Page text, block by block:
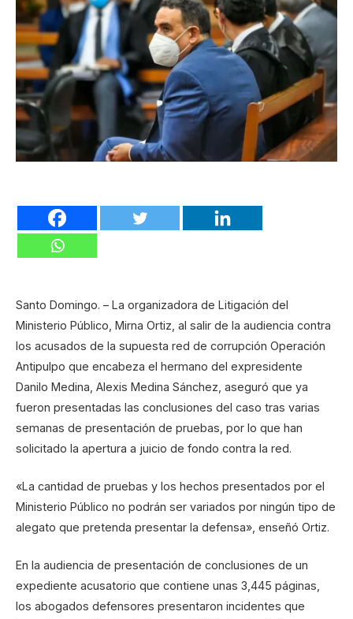
Santo Domingo. – La organizadora de Litigación del
Ministerio Público, Mirna Ortiz, al salir de la audiencia contra
los acusados de la supuesta red de corrupción Operación
Antipulpo que encabeza el hermano del expresidente
Danilo Medina, Alexis Medina Sánchez, aseguró que ya
fueron presentadas las conclusiones del caso tras varias
semanas de presentación de pruebas, por lo que han
solicitado la apertura a juicio de fondo contra la red.
«La cantidad de pruebas y los hechos presentados por el
Ministerio Público no podrán ser variados por ningún tipo de
alegato que pretenda presentar la defensa», enseñó Ortiz.
En la audiencia de presentación de conclusiones de un
expediente acusatorio que contiene unas 3,445 páginas,
los abogados defensores presentaron incidentes que